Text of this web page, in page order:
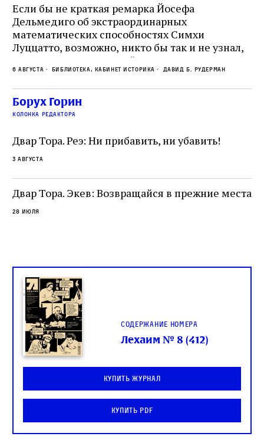
Если бы не краткая ремарка Йосефа
Дельмедиго об экстраординарных
математических способностях Симхи
Луццатто, возможно, никто бы так и не узнал,
что этот эрудированный и несколько
сварливый венецианский талмудист имел
какое‑то отношение к научной деятельности.
На протяжении почти шестидесяти лет,
вплоть до своей кончины, Луццатто был
6 августа Библиотека, кабинет историка Давид Б. Рудерман
Борух Горин
колонка редактора
Двар Тора. Реэ: Ни прибавить, ни убавить!
3 августа
Двар Тора. Экев: Возвращайся в прежние места
28 июля
Содержание номера
Лехаим № 8 (412)
Купить журнал
Купить PDF